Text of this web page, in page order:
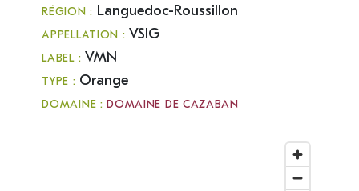
RÉGION : Languedoc-Roussillon
APPELLATION : VSIG
LABEL : VMN
TYPE : Orange
DOMAINE :DOMAINE DE CAZABAN